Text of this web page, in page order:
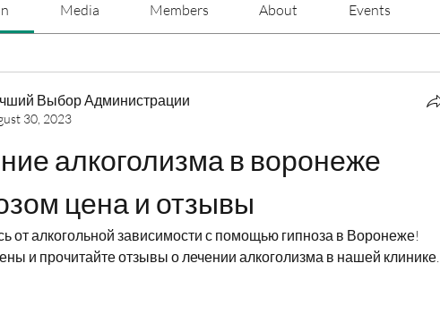
Media Members About Events
Выбор Администрации
30, 2023
алкоголизма в воронеже
цена и отзывы
от алкогольной зависимости с помощью гипноза в Воронеже!
и прочитайте отзывы о лечении алкоголизма в нашей клинике.